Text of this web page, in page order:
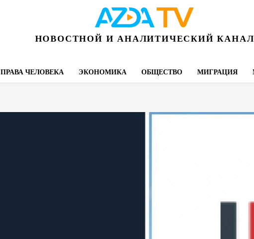
НОВОСТНОЙ И АНАЛИТИЧЕСКИЙ КАНАЛ
ПРАВА ЧЕЛОВЕКА ЭКОНОМИКА ОБЩЕСТВО МИГРАЦИЯ